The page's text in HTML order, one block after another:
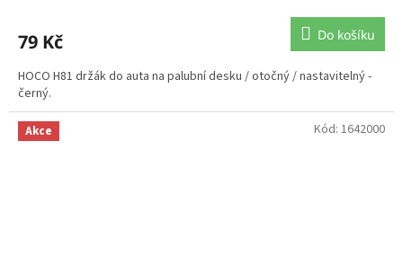
79 Kč Do košíku
HOCO H81 držák do auta na palubní desku / otočný / nastavitelný -
černý.
Akce Kód: 1642000